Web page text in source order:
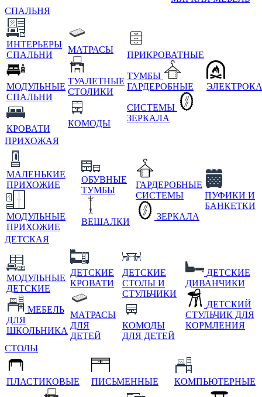
СПАЛЬНЯ
ИНТЕРЬЕРЫ
СПАЛЬНИ
МОДУЛЬНЫЕ
СПАЛЬНИ
КРОВАТИ
МАТРАСЫ
ТУАЛЕТНЫЕ
СТОЛИКИ
КОМОДЫ
ПРИКРОВАТНЫЕ
ТУМБЫ
ГАРДЕРОБНЫЕ
СИСТЕМЫ
ЗЕРКАЛА
ПРИХОЖАЯ
МАЛЕНЬКИЕ
ПРИХОЖИЕ
МОДУЛЬНЫЕ
ПРИХОЖИЕ
ОБУВНЫЕ
ТУМБЫ
ВЕШАЛКИ
ГАРДЕРОБНЫЕ
СИСТЕМЫ
ЗЕРКАЛА
ПУФИКИ И
БАНКЕТКИ
ДЕТСКАЯ
МОДУЛЬНЫЕ
ДЕТСКИЕ
МЕБЕЛЬ
ДЛЯ
ШКОЛЬНИКА
ДЕТСКИЕ
КРОВАТИ
МАТРАСЫ
ДЛЯ
ДЕТЕЙ
ДЕТСКИЕ
СТОЛЫ И
СТУЛЬЧИКИ
КОМОДЫ
ДЛЯ ДЕТЕЙ
ДЕТСКИЕ
ДИВАНЧИКИ
ДЕТСКИЙ
СТУЛЬЧИК ДЛЯ
КОРМЛЕНИЯ
СТОЛЫ
ПЛАСТИКОВЫЕ ПИСЬМЕННЫЕ КОМПЬЮТЕРНЫЕ